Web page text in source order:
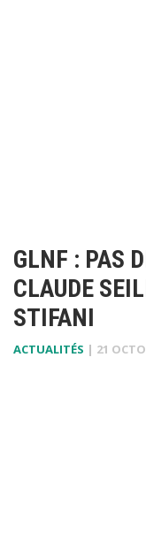
GLNF : PAS
CLAUDE
STIFANI
ACTUALITÉS | 21